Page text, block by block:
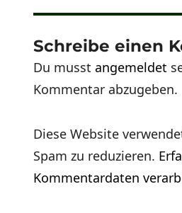
Schreibe einen
Du musstangemeldet
Kommentar abzugeben.
Diese Website
Spam zu reduzieren.
Kommentardaten